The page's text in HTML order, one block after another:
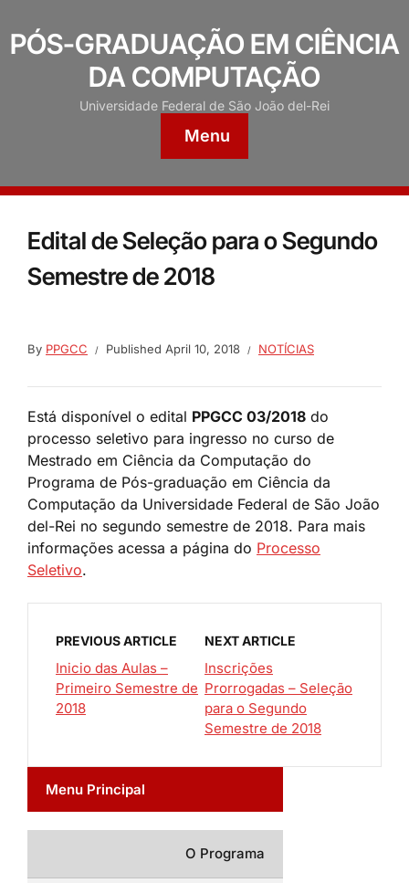
PÓS-GRADUAÇÃO EM CIÊNCIA
DA COMPUTAÇÃO
Universidade Federal de São João del-Rei
Menu
Edital de Seleção para o Segundo
Semestre de 2018
By PPGCC Published April 10, 2018 NOTÍCIAS
Está disponível o edital PPGCC 03/2018 do
processo seletivo para ingresso no curso de
Mestrado em Ciência da Computação do
Programa de Pós-graduação em Ciência da
Computação da Universidade Federal de São João
del-Rei no segundo semestre de 2018. Para mais
informações acessa a página do Processo
Seletivo.
PREVIOUS ARTICLE
Inicio das Aulas –
Primeiro Semestre de
2018
NEXT ARTICLE
Inscrições
Prorrogadas – Seleção
para o Segundo
Semestre de 2018
Menu Principal
O Programa